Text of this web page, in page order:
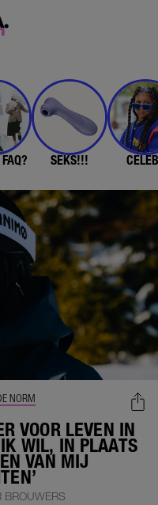
SEKS!!!
VOOR LEVEN IN
WIL, IN PLAATS
VAN MIJ
NORM
BROUWERS